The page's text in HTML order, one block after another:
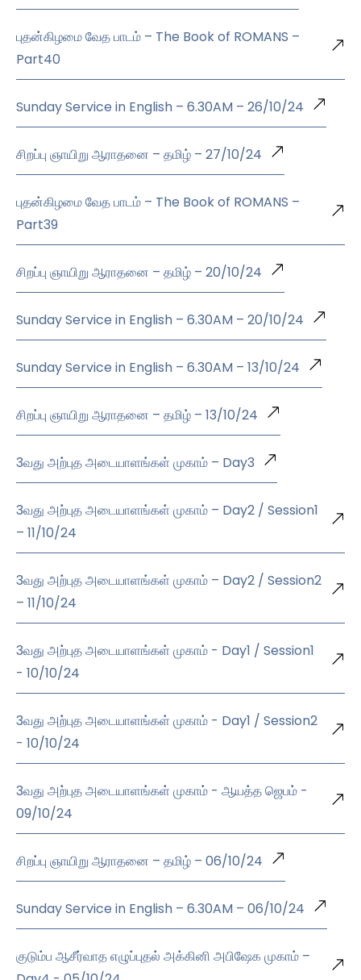
புதன்கிழமை வேத பாடம் – The Book of ROMANS –
Part40
Sunday Service in English – 6.30AM – 26/10/24
சிறப்பு ஞாயிறு ஆராதனை – தமிழ் – 27/10/24
புதன்கிழமை வேத பாடம் – The Book of ROMANS –
Part39
சிறப்பு ஞாயிறு ஆராதனை – தமிழ் – 20/10/24
Sunday Service in English – 6.30AM – 20/10/24
Sunday Service in English – 6.30AM – 13/10/24
சிறப்பு ஞாயிறு ஆராதனை – தமிழ் – 13/10/24
3வது அற்புத அடையாளங்கள் முகாம் – Day3
3வது அற்புத அடையாளங்கள் முகாம் – Day2 / Session1
– 11/10/24
3வது அற்புத அடையாளங்கள் முகாம் – Day2 / Session2
– 11/10/24
3வது அற்புத அடையாளங்கள் முகாம் - Day1 / Session1
- 10/10/24
3வது அற்புத அடையாளங்கள் முகாம் - Day1 / Session2
- 10/10/24
3வது அற்புத அடையாளங்கள் முகாம் - ஆயத்த ஜெபம் -
09/10/24
சிறப்பு ஞாயிறு ஆராதனை – தமிழ் – 06/10/24
Sunday Service in English – 6.30AM – 06/10/24
குடும்ப ஆசீர்வாத எழுப்புதல் அக்கினி அபிஷேக முகாம் –